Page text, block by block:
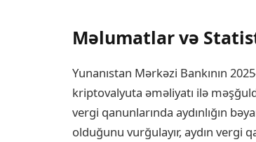
Məlumatlar və
Yunanıstan Mərkəzi Bankının
kriptovalyuta əməliyatı ilə
vergi qanunlarında aydınlığın
olduğunu vurğulayır, aydın vergi